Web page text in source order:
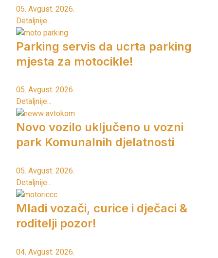
05. Avgust. 2026.
Detaljnije...
Parking servis da ucrta parking
mjesta za motocikle!
05. Avgust. 2026.
Detaljnije...
Novo vozilo uključeno u vozni
park Komunalnih djelatnosti
05. Avgust. 2026.
Detaljnije...
Mladi vozači, curice i dječaci &
roditelji pozor!
04. Avgust. 2026.